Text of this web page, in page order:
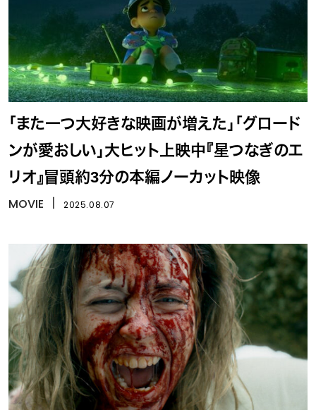
「また一つ大好きな映画が増えた」「グロード
ンが愛おしい」大ヒット上映中『星つなぎのエ
リオ』冒頭約3分の本編ノーカット映像
MOVIE 2025.08.07